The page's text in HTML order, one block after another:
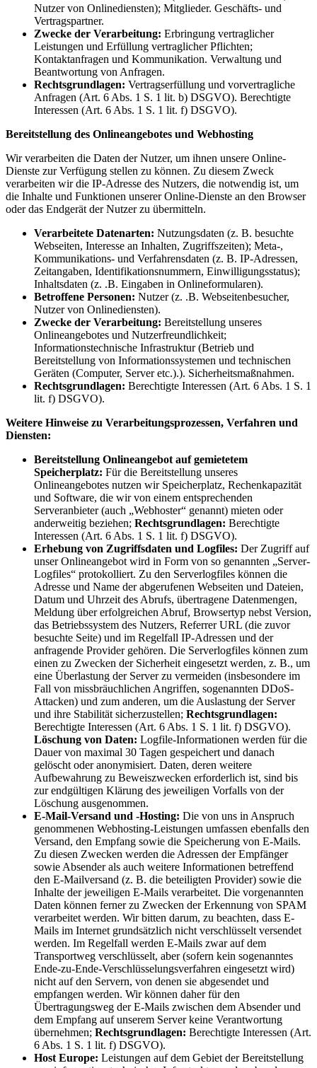
Nutzer von Onlinediensten); Mitglieder. Geschäfts- und
Vertragspartner.
Zwecke der Verarbeitung: Erbringung vertraglicher
Leistungen und Erfüllung vertraglicher Pflichten;
Kontaktanfragen und Kommunikation. Verwaltung und
Beantwortung von Anfragen.
Rechtsgrundlagen: Vertragserfüllung und vorvertragliche
Anfragen (Art. 6 Abs. 1 S. 1 lit. b) DSGVO). Berechtigte
Interessen (Art. 6 Abs. 1 S. 1 lit. f) DSGVO).
Bereitstellung des Onlineangebotes und Webhosting
Wir verarbeiten die Daten der Nutzer, um ihnen unsere Online-
Dienste zur Verfügung stellen zu können. Zu diesem Zweck
verarbeiten wir die IP-Adresse des Nutzers, die notwendig ist, um
die Inhalte und Funktionen unserer Online-Dienste an den Browser
oder das Endgerät der Nutzer zu übermitteln.
Verarbeitete Datenarten: Nutzungsdaten (z. B. besuchte
Webseiten, Interesse an Inhalten, Zugriffszeiten); Meta-,
Kommunikations- und Verfahrensdaten (z. B. IP-Adressen,
Zeitangaben, Identifikationsnummern, Einwilligungsstatus);
Inhaltsdaten (z. .B. Eingaben in Onlineformularen).
Betroffene Personen: Nutzer (z. .B. Webseitenbesucher,
Nutzer von Onlinediensten).
Zwecke der Verarbeitung: Bereitstellung unseres
Onlineangebotes und Nutzerfreundlichkeit;
Informationstechnische Infrastruktur (Betrieb und
Bereitstellung von Informationssystemen und technischen
Geräten (Computer, Server etc.).). Sicherheitsmaßnahmen.
Rechtsgrundlagen: Berechtigte Interessen (Art. 6 Abs. 1 S. 1
lit. f) DSGVO).
Weitere Hinweise zu Verarbeitungsprozessen, Verfahren und
Diensten:
Bereitstellung Onlineangebot auf gemietetem
Speicherplatz: Für die Bereitstellung unseres
Onlineangebotes nutzen wir Speicherplatz, Rechenkapazität
und Software, die wir von einem entsprechenden
Serveranbieter (auch „Webhoster“ genannt) mieten oder
anderweitig beziehen; Rechtsgrundlagen: Berechtigte
Interessen (Art. 6 Abs. 1 S. 1 lit. f) DSGVO).
Erhebung von Zugriffsdaten und Logfiles: Der Zugriff auf
unser Onlineangebot wird in Form von so genannten „Server-
Logfiles“ protokolliert. Zu den Serverlogfiles können die
Adresse und Name der abgerufenen Webseiten und Dateien,
Datum und Uhrzeit des Abrufs, übertragene Datenmengen,
Meldung über erfolgreichen Abruf, Browsertyp nebst Version,
das Betriebssystem des Nutzers, Referrer URL (die zuvor
besuchte Seite) und im Regelfall IP-Adressen und der
anfragende Provider gehören. Die Serverlogfiles können zum
einen zu Zwecken der Sicherheit eingesetzt werden, z. B., um
eine Überlastung der Server zu vermeiden (insbesondere im
Fall von missbräuchlichen Angriffen, sogenannten DDoS-
Attacken) und zum anderen, um die Auslastung der Server
und ihre Stabilität sicherzustellen; Rechtsgrundlagen:
Berechtigte Interessen (Art. 6 Abs. 1 S. 1 lit. f) DSGVO).
Löschung von Daten: Logfile-Informationen werden für die
Dauer von maximal 30 Tagen gespeichert und danach
gelöscht oder anonymisiert. Daten, deren weitere
Aufbewahrung zu Beweiszwecken erforderlich ist, sind bis
zur endgültigen Klärung des jeweiligen Vorfalls von der
Löschung ausgenommen.
E-Mail-Versand und -Hosting: Die von uns in Anspruch
genommenen Webhosting-Leistungen umfassen ebenfalls den
Versand, den Empfang sowie die Speicherung von E-Mails.
Zu diesen Zwecken werden die Adressen der Empfänger
sowie Absender als auch weitere Informationen betreffend
den E-Mailversand (z. B. die beteiligten Provider) sowie die
Inhalte der jeweiligen E-Mails verarbeitet. Die vorgenannten
Daten können ferner zu Zwecken der Erkennung von SPAM
verarbeitet werden. Wir bitten darum, zu beachten, dass E-
Mails im Internet grundsätzlich nicht verschlüsselt versendet
werden. Im Regelfall werden E-Mails zwar auf dem
Transportweg verschlüsselt, aber (sofern kein sogenanntes
Ende-zu-Ende-Verschlüsselungsverfahren eingesetzt wird)
nicht auf den Servern, von denen sie abgesendet und
empfangen werden. Wir können daher für den
Übertragungsweg der E-Mails zwischen dem Absender und
dem Empfang auf unserem Server keine Verantwortung
übernehmen; Rechtsgrundlagen: Berechtigte Interessen (Art.
6 Abs. 1 S. 1 lit. f) DSGVO).
Host Europe: Leistungen auf dem Gebiet der Bereitstellung